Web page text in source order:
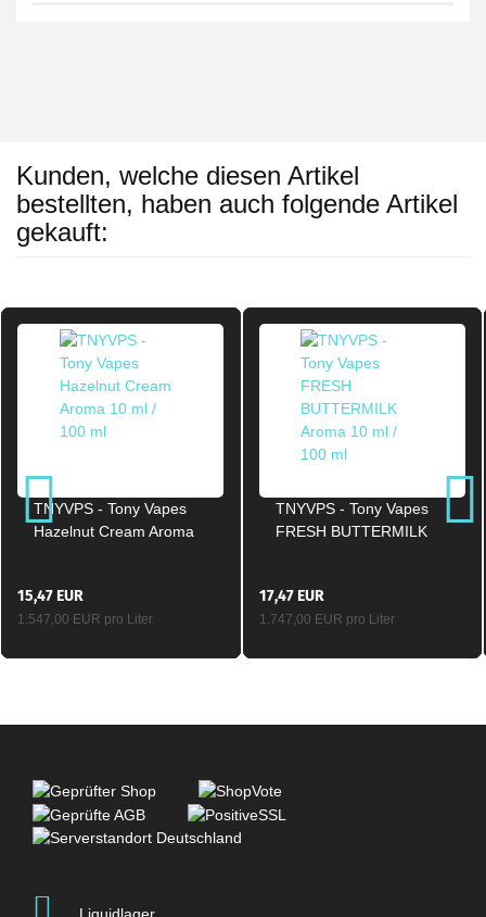
Kunden, welche diesen Artikel
bestellten, haben auch folgende Artikel
gekauft:
TNYVPS - Tony Vapes
Hazelnut Cream Aroma
15,47 EUR
1.547,00 EUR pro Liter
TNYVPS - Tony Vapes
FRESH BUTTERMILK
17,47 EUR
1.747,00 EUR pro Liter